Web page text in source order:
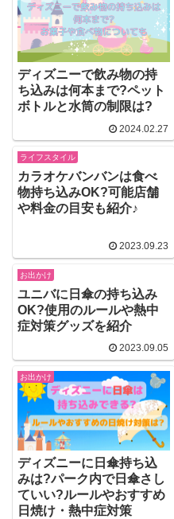
ディズニーで飲み物の持
ち込みは何本まで?ペット
ボトルと水筒の制限は?
2024.02.27
ライフスタイル
カラオケバンバンは食べ
物持ち込みOK?可能店舗
や料金の目安も紹介♪
2023.09.23
お出かけ
ユニバに日傘の持ち込み
OK?使用のルールや熱中
症対策グッズを紹介
2023.09.05
お出かけ
ディズニーに日傘持ち込
みは?パーク内で日傘さし
ていい?ルールやおすすめ
日焼け・熱中症対策